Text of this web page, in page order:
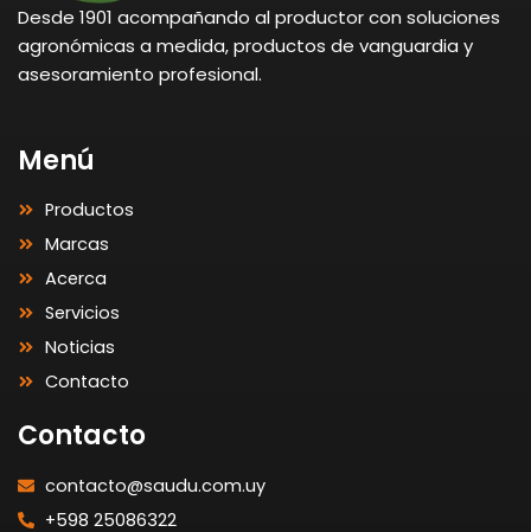
Desde 1901 acompañando al productor con soluciones
agronómicas a medida, productos de vanguardia y
asesoramiento profesional.
Menú
Productos
Marcas
Acerca
Servicios
Noticias
Contacto
Contacto
contacto@saudu.com.uy
+598 25086322